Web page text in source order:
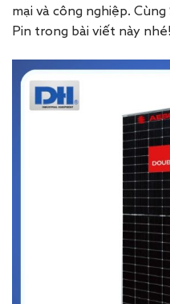
mại và công nghiệp.
Pin trong bài viết này nhé!